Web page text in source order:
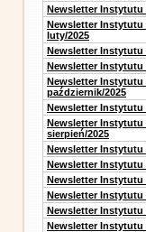
Newsletter Instytutu
Newsletter
luty/2025
Newsletter Instytutu
Newsletter Instytutu
Newsletter
październik/2025
Newsletter Instytutu
Newsletter
sierpień/2025
Newsletter Instytutu
Newsletter Instytutu
Newsletter Instytutu
Newsletter Instytutu
Newsletter Instytutu
Newsletter Instytutu